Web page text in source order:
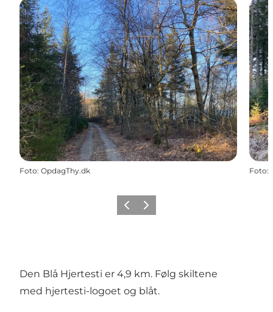
Foto: OpdagThy.dk Foto:
ForrigeNæste
Den Blå Hjertesti er 4,9 km. Følg skiltene
med hjertesti-logoet og blåt.